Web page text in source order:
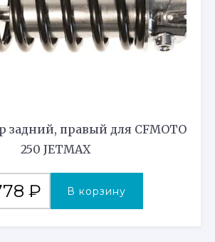
задний, правый для CFMOTO
250 JETMAX
₽ В корзину